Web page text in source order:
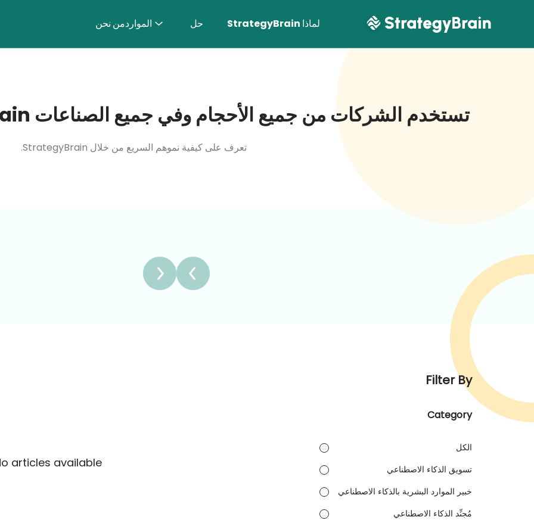
لماذا StrategyBrain حل
التسويق بالذكاء الاصطناعي
البحث في السوق وزيادة التأثير.
المواردمن نحن
تستخدم الشركات من جميع الأحجام وفي جميع الصناعات StrategyBrain لإدارة فرقها
تعرف على كيفية نموهم السريع من خلال StrategyBrain.
Filter By
Category
الكل
تسويق الذكاء الاصطناعي
خبير الموارد البشرية بالذكاء الاصطناعي
مُجنِّد الذكاء الاصطناعي
articles available